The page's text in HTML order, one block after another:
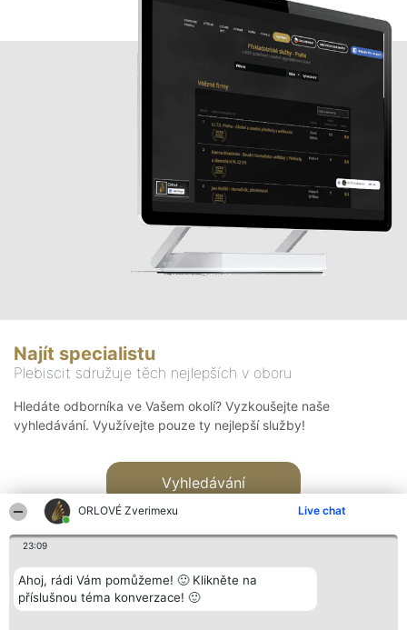
ORLOVÉ Zverimexu Live chat
23:09
Ahoj, rádi Vám pomůžeme! 🙂 Klikněte na
příslušnou téma konverzace! 🙂
Najít specialistu
Plebiscit sdružuje těch nejlepších v oboru
Hledáte odborníka ve Vašem okolí? Vyzkoušejte naše
vyhledávání. Využívejte pouze ty nejlepší služby!
Vyhledávání